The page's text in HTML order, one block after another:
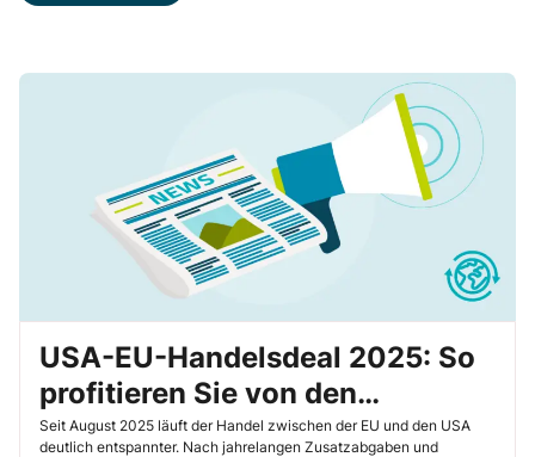
USA-EU-Handelsdeal 2025: So
profitieren Sie von den
rückwirkenden Zollsenkungen
Seit August 2025 läuft der Handel zwischen der EU und den USA
deutlich entspannter. Nach jahrelangen Zusatzabgaben und